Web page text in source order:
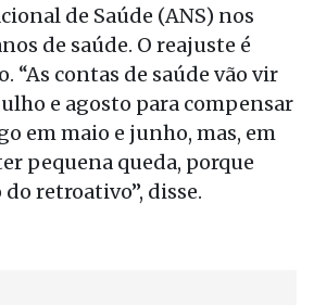
de Saúde (ANS) nos
de saúde. O reajuste é
“As contas de saúde vão vir
e agosto para compensar
em maio e junho, mas, em
pequena queda, porque
retroativo”, disse.